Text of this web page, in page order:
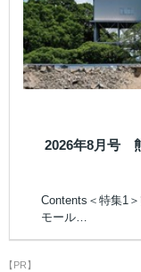
2026年8月号
Contents＜特集1
モール…
【PR】